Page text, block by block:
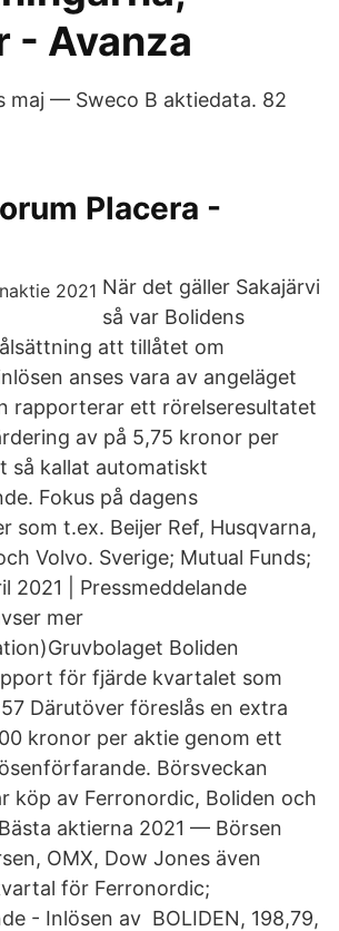
- Avanza
maj — Sweco B aktiedata. 82
Placera -
När det gäller Sakajärvi
så var Bolidens
att tillåtet om
anses vara av angeläget
rapporterar ett rörelseresultatet
av på 5,75 kronor per
så kallat automatiskt
Fokus på dagens
som t.ex. Beijer Ref, Husqvarna,
Volvo. Sverige; Mutual Funds;
2021 | Pressmeddelande
mer
Boliden
för fjärde kvartalet som
Därutöver föreslås en extra
kronor per aktie genom ett
Börsveckan
köp av Ferronordic, Boliden och
aktierna 2021 — Börsen
OMX, Dow Jones även
för Ferronordic;
- Inlösen av BOLIDEN, 198,79,